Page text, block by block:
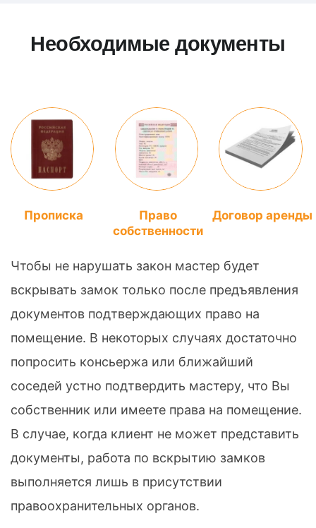
Необходимые документы
Прописка
Право
собственности
Договор аренды
Чтобы не нарушать закон мастер будет
вскрывать замок только после предъявления
документов подтверждающих право на
помещение. В некоторых случаях достаточно
попросить консьержа или ближайший
соседей устно подтвердить мастеру, что Вы
собственник или имеете права на помещение.
В случае, когда клиент не может представить
документы, работа по вскрытию замков
выполняется лишь в присутствии
правоохранительных органов.